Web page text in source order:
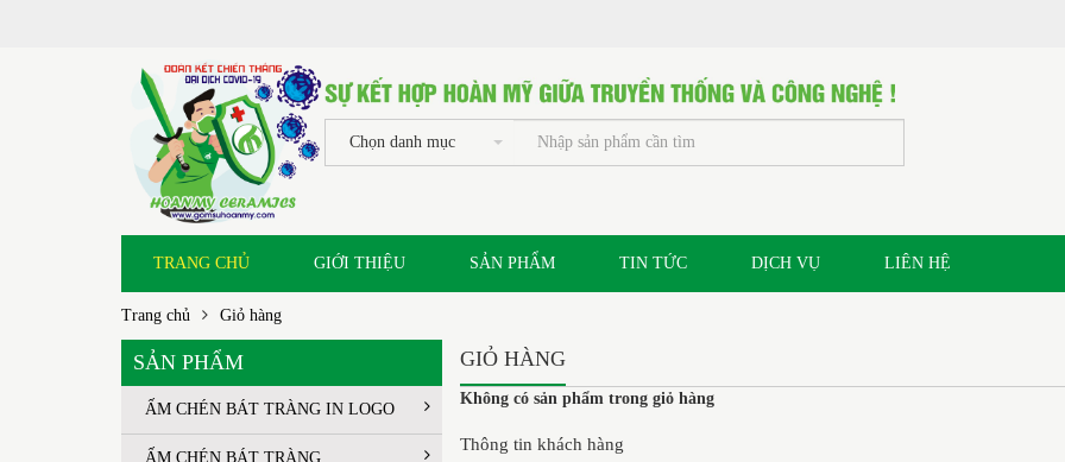
Chọn danh mục
TRANG CHỦ GIỚI THIỆU SẢN PHẨM TIN TỨC DỊCH VỤ LIÊN HỆ
Trang chủ Giỏ hàng
SẢN PHẨM
ẤM CHÉN BÁT TRÀNG IN LOGO
ẤM CHÉN BÁT TRÀNG
GIỎ HÀNG
Không có sản phẩm trong giỏ hàng
Thông tin khách hàng